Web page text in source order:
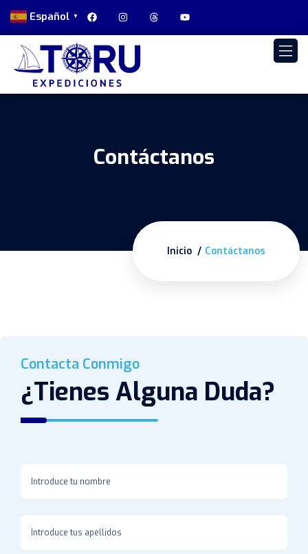
Español ▼
Contáctanos
Inicio Contáctanos
Contacta Conmigo
¿Tienes Alguna Duda?